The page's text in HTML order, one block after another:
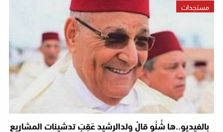
مستجدات
بالفيديو..ها شْنُو قالْ ولدالرشيد عَقِبَ تدشينات المشاريع